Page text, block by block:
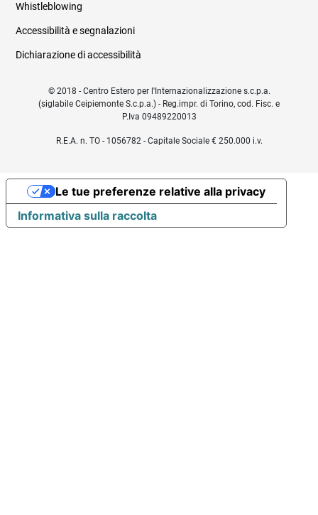
Whistleblowing
Accessibilità e segnalazioni
Dichiarazione di accessibilità
© 2018 - Centro Estero per l'Internazionalizzazione s.c.p.a.
(siglabile Ceipiemonte S.c.p.a.) - Reg.impr. di Torino, cod. Fisc. e
P.Iva 09489220013
R.E.A. n. TO - 1056782 - Capitale Sociale € 250.000 i.v.
Informativa sulla raccolta
Le tue preferenze relative alla privacy